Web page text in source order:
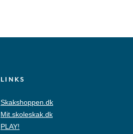
LINKS
Skakshoppen.dk
Mit.skoleskak.dk
PLAY!